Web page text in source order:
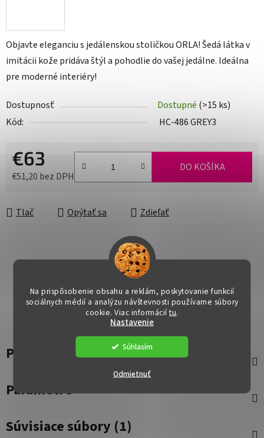
Na prispôsobenie obsahu a reklám, poskytovanie funkcií
sociálnych médií a analýzu návštevnosti používame súbory
cookie. Viac informáciítu.
Nastavenie
Odmietnuť
Súhlasím
Objavte eleganciu s jedálenskou stoličkou ORLA! Šedá látka v
imitácii kože pridáva štýl a pohodlie do vašej jedálne. Ideálna
pre moderné interiéry!
Dostupnosť Dostupné (>15 ks)
Kód:
HC-486 GREY3
€63
€51,20 bez DPH
DO KOŠÍKA
Tlač Opýtať sa Zdieľať
Popis
Parametre
Súvisiace súbory (1)